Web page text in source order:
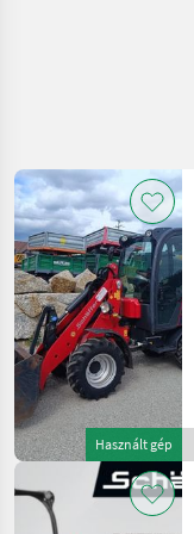
Használt gép